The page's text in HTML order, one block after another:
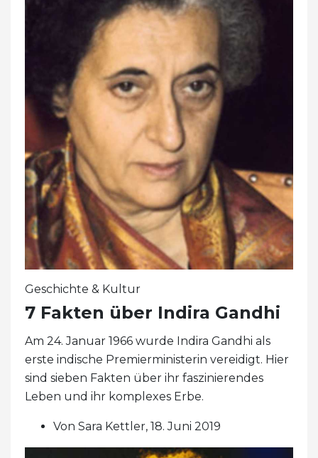
Geschichte & Kultur
7 Fakten über Indira Gandhi
Am 24. Januar 1966 wurde Indira Gandhi als
erste indische Premierministerin vereidigt. Hier
sind sieben Fakten über ihr faszinierendes
Leben und ihr komplexes Erbe.
Von Sara Kettler, 18. Juni 2019